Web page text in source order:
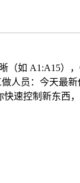
如 A1:A15），
人员：今天最
速控制新东西